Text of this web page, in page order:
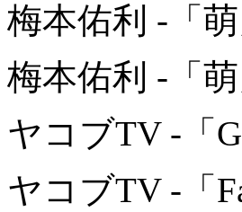
梅本佑利 -「
梅本佑利 -「
ヤコブTV -「
ヤコブTV -「